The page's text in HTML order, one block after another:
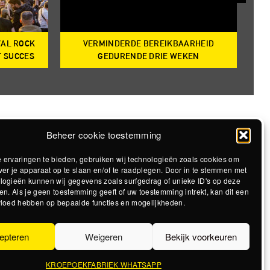
Beheer cookie toestemming
ervaringen te bieden, gebruiken wij technologieën zoals cookies om
je apparaat op te slaan en/of te raadplegen. Door in te stemmen met
kunnen wij gegevens zoals surfgedrag of unieke ID's op deze
Als je geen toestemming geeft of uw toestemming intrekt, kan dit een
hebben op bepaalde functies en mogelijkheden.
Weigeren Bekijk voorkeuren
KROEPOEKFABRIEK WHATSAPP
ROCK
SUCCES
VERMINDERDE BEREIKBAARHEID
GEDURENDE DRIE WEKEN